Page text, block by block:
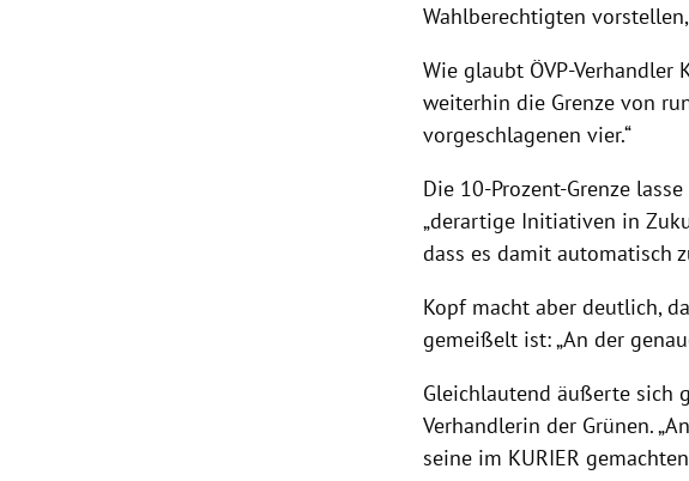
Wahlberechtigten
Wie glaubt ÖVP-Verhandler
weiterhin die Grenze von
vorgeschlagenen vier.“
Die 10-Prozent-Grenze
„derartige Initiativen in
dass es damit automatisch
Kopfmacht aber deutlich,
gemeißelt ist: „An der
Gleichlautend äußerte sich
Verhandlerin der Grünen.
seine im KURIER